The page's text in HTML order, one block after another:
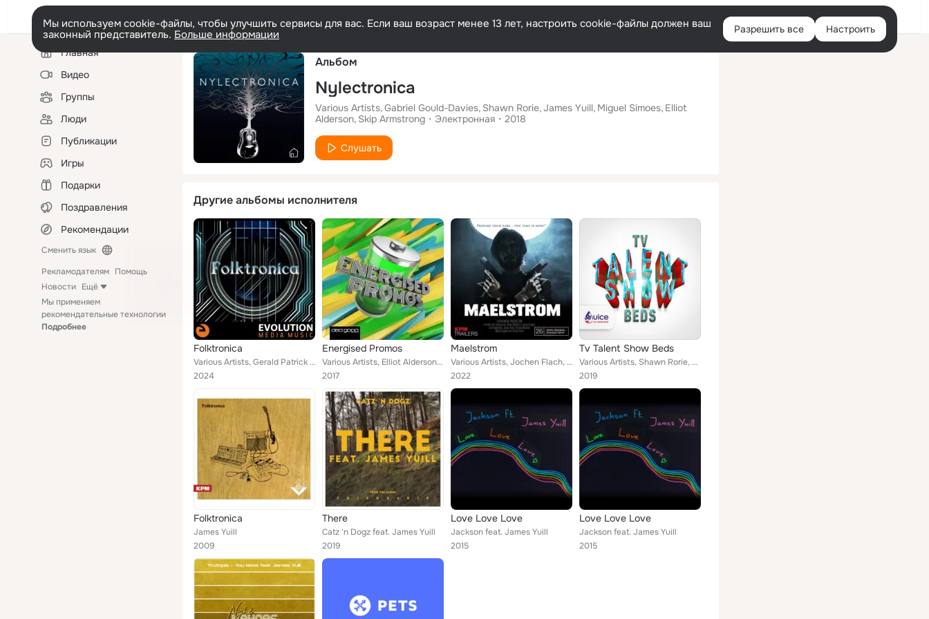
Русский Войти
Мы используем cookie-файлы, чтобы улучшить сервисы для вас. Если ваш возраст менее 13 лет, настроить cookie-файлы должен ваш
законный представитель. Больше информации Разрешить все Настроить
Левая
колонкаГлавная
Видео
Группы
Люди
Публикации
Игры
Подарки
Поздравления
Рекомендации
Сменить язык
Рекламодателям Помощь
Новости Ещё
Мы применяем
рекомендательные технологии
Подробнее
Альбом
Nylectronica
Various Artists Gabriel Gould-Davies Shawn Rorie James Yuill Miguel Simoes Elliot
Alderson Skip Armstrong Электронная 2018
Слушать
Другие альбомы исполнителя
Folktronica
Various Artists, Gerald Patrick Flood /Nick Simon, Gabriel Gould-Davies /Nick Simon, Luke Joshua Masih /Nick Simon
2024
Energised Promos
Various Artists, Elliot Alderson, Skip Armstrong, Ben Sumner, George Alexander, Rich Mahogany, Austin Fray, Glenn Herweijer, Sha...
2017
Maelstrom
Various Artists, Jochen Flach, Skip Armstrong, Mikael Sagulin, Ian Livingstone, Jamie Salisbury, Devesh Sodha, Eyal Goldshtein, ...
2022
Tv Talent Show Beds
Various Artists, Shawn Rorie, Christian Lundberg, Devin Hoffman, Sean Walsh, Elliot Alderson, Dr Steven Trip, Michael Armstrong,...
2019
Folktronica
James Yuill
2009
There
Catz 'n Dogz feat. James Yuill
2019
Love Love Love
Jackson feat. James Yuill
2015
Love Love Love
Jackson feat. James Yuill
2015